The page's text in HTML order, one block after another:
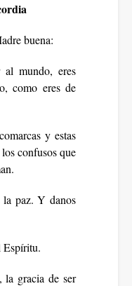
buena:
mundo, eres
como eres de
y estas
confusos que
la paz. Y danos
Espíritu.
la gracia de ser